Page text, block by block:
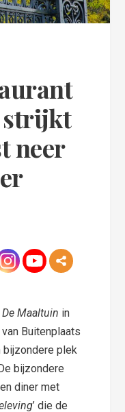
strijkt
neer
De Maaltuin in
Buitenplaats
bijzondere plek
bijzondere
diner met
’ die de